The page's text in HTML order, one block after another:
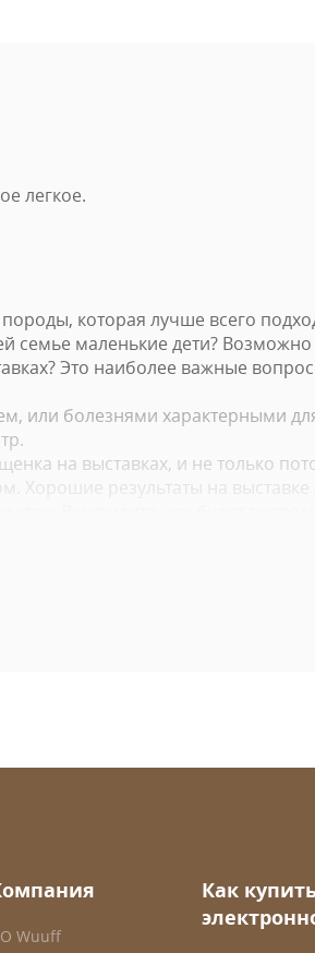
легкое.
которая лучше всего
семье маленькие дети?
Это наиболее важные
или болезнями характерными
на выставках, и не только
Хорошие результаты на выставке
представление, какая у него
О Wuuff
Как